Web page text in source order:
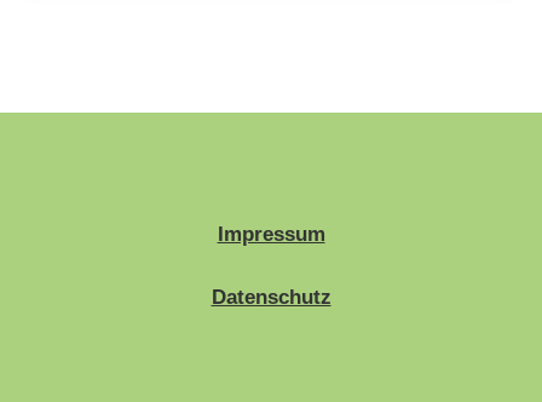
Impressum
Datenschutz